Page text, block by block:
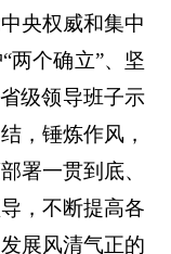
央权威和集中
两个确立”、坚
级领导班子示
，锤炼作风，
署一贯到底、
，不断提高各
展风清气正的